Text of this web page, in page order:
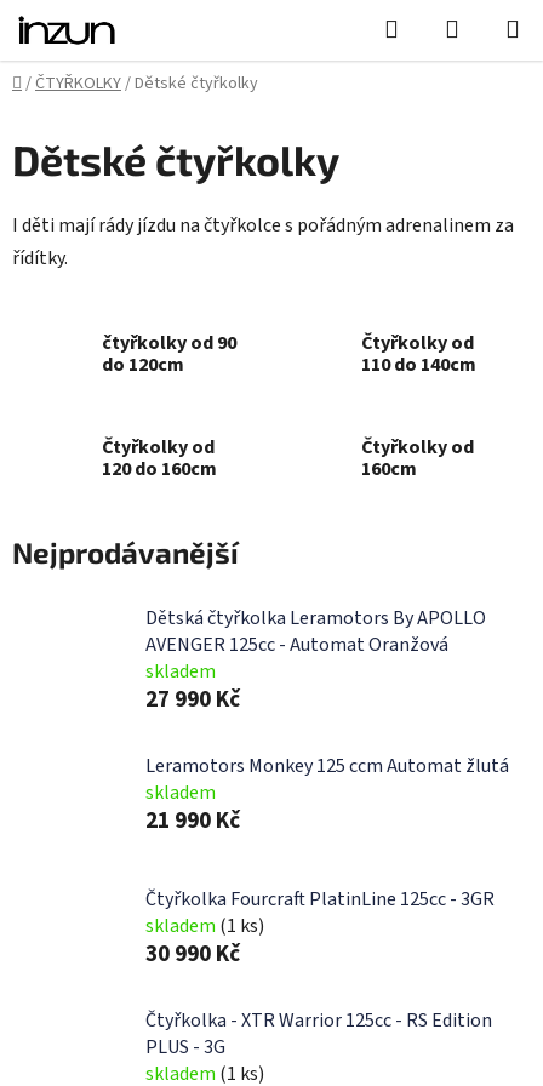
Přejít
obsah
Hledat
KOŠÍK
Domů
/ČTYŘKOLKY/Dětské čtyřkolky
Dětské čtyřkolky
I děti mají rády jízdu na čtyřkolce s pořádným adrenalinem za
řídítky.
čtyřkolky od 90
do 120cm
Čtyřkolky od
110 do 140cm
Čtyřkolky od
120 do 160cm
Čtyřkolky od
160cm
Nejprodávanější
Dětská čtyřkolka Leramotors By APOLLO
AVENGER 125cc - Automat Oranžová
skladem
27 990 Kč
Leramotors Monkey 125 ccm Automat žlutá
skladem
21 990 Kč
Čtyřkolka Fourcraft PlatinLine 125cc - 3GR
skladem (1 ks)
30 990 Kč
Čtyřkolka - XTR Warrior 125cc - RS Edition
PLUS - 3G
skladem (1 ks)